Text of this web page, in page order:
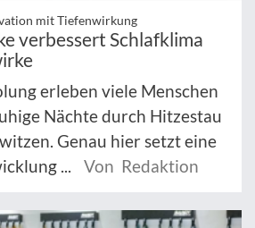
mit Tiefenwirkung
verbessert Schlafklima
erleben viele Menschen
Nächte durch Hitzestau
Genau hier setzt eine
...
Von Redaktion